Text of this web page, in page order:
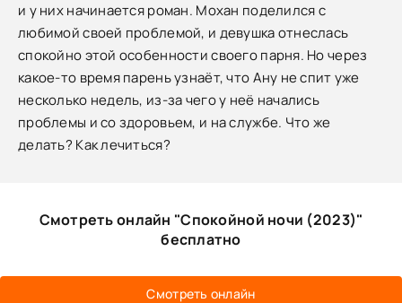
и у них начинается роман. Мохан поделился с
любимой своей проблемой, и девушка отнеслась
спокойно этой особенности своего парня. Но через
какое-то время парень узнаёт, что Ану не спит уже
несколько недель, из-за чего у неё начались
проблемы и со здоровьем, и на службе. Что же
делать? Как лечиться?
Смотреть онлайн "Спокойной ночи (2023)"
бесплатно
Смотреть онлайн